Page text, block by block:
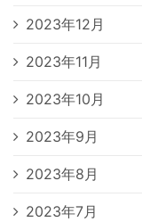
2023年12月
2023年11月
2023年10月
2023年9月
2023年8月
2023年7月